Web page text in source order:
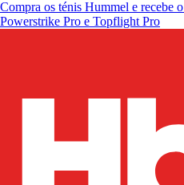
Compra os ténis Hummel e recebe o
Powerstrike Pro e Topflight Pro